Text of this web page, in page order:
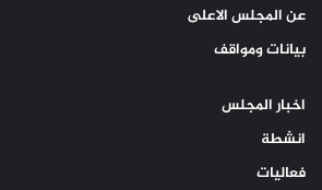
عن المجلس الاعلى
بيانات ومواقف
اخبار المجلس
انشطة
فعاليات